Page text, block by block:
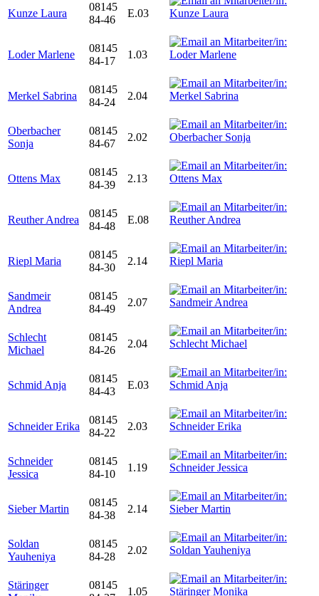
Kunze Laura
08145
84-46
E.03
Loder Marlene
08145
84-17
1.03
Merkel Sabrina
08145
84-24
2.04
Oberbacher
Sonja
08145
84-67
2.02
Ottens Max
08145
84-39
2.13
Reuther Andrea
08145
84-48
E.08
Riepl Maria
08145
84-30
2.14
Sandmeir
Andrea
08145
84-49
2.07
Schlecht
Michael
08145
84-26
2.04
Schmid Anja
08145
84-43
E.03
Schneider Erika
08145
84-22
2.03
Schneider
Jessica
08145
84-10
1.19
Sieber Martin
08145
84-38
2.14
Soldan
Yauheniya
08145
84-28
2.02
Stäringer
08145
1.05